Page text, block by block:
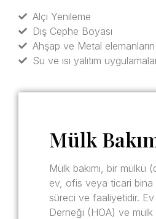
Alçı Yenileme
Dış Cephe Boyası
Ahşap ve Metal elemanların
Su ve ısı yalıtım
Mülk
Mülk bakımı, bir mülkü
ev, ofis veya ticari bina
süreci ve faaliyetidir. Ev
Derneği (HOA) ve mülk